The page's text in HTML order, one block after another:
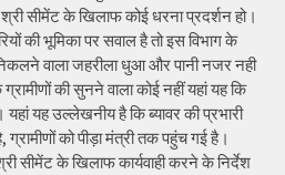
सीमेंट के खिलाफ कोई धरना प्रदर्शन हो।
की भूमिका पर सवाल है तो इस विभाग के
वाला जहरीला धुआ और पानी नजर नही
की सुनने वाला कोई नहीं यहां यह कि
यहां यह उल्लेखनीय है कि ब्यावर की प्रभारी
को पीड़ा मंत्री तक पहुंच गई है।
सीमेंट के खिलाफ कार्यवाही करने के निर्देश